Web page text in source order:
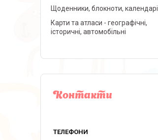
Щоденники, блокноти, календарі
Карти та атласи - географічні,
історичні, автомобільні
Контакти